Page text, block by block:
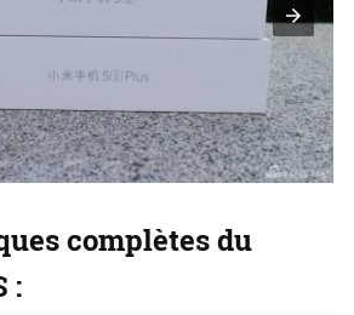
complètes du
: